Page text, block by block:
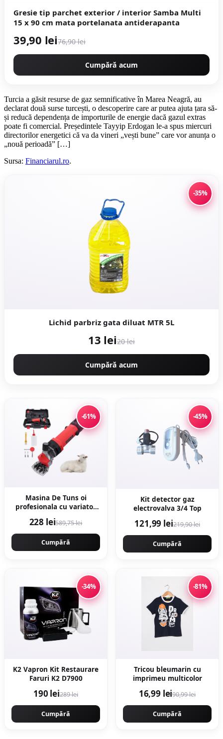
Gresie tip parchet exterior / interior Samba Multi
15 x 90 cm mata portelanata antiderapanta
39,90 lei76,90 lei
Cumpără acum
Turcia a găsit resurse de gaz semnificative în Marea Neagră, au
declarat două surse turcești, o descoperire care ar putea ajuta țara să-
și reducă dependența de importurile de energie dacă gazul extras
poate fi comercial. Președintele Tayyip Erdogan le-a spus miercuri
directorilor energetici că va da vineri „vești bune” care vor anunța o
„nouă perioadă” […]
Sursa: Financiarul.ro.
-35%
Lichid parbriz gata diluat MTR 5L
13 lei20 lei
Cumpără acum
-61%
Masina De Tuns oi
profesionala cu variator
2400rpm, accesorii
incluse, carbuni rezerva,
NAKAMOTO 1000 JAPAN
228 lei589,75 lei
Cumpără
-45%
Kit detector gaz
electrovalva 3/4 Top
121,99 lei219,90 lei
Cumpără
-34%
K2 Vapron Kit Restaurare
Faruri K2 D7900
190 lei289 lei
Cumpără
-81%
Tricou bleumarin cu
imprimeu multicolor
16,99 lei90,99 lei
Cumpără